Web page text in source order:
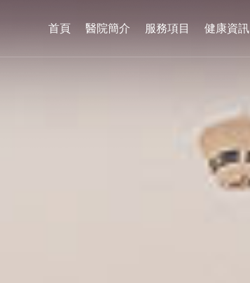
首頁 醫院簡介 服務項目 健康資訊